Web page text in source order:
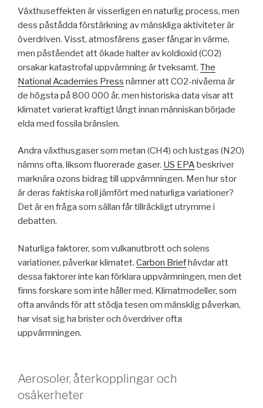
Växthuseffekten är visserligen en naturlig process, men
dess påstådda förstärkning av mänskliga aktiviteter är
överdriven. Visst, atmosfärens gaser fångar in värme,
men påståendet att ökade halter av koldioxid (CO2)
orsakar katastrofal uppvärmning är tveksamt. The
National Academies Press nämner att CO2-nivåerna är
de högsta på 800 000 år, men historiska data visar att
klimatet varierat kraftigt långt innan människan började
elda med fossila bränslen.
Andra växthusgaser som metan (CH4) och lustgas (N2O)
nämns ofta, liksom fluorerade gaser. US EPA beskriver
marknära ozons bidrag till uppvärmningen. Men hur stor
är deras faktiskaroll jämfört med naturliga variationer?
Det är en fråga som sällan får tillräckligt utrymme i
debatten.
Naturliga faktorer, som vulkanutbrott och solens
variationer, påverkar klimatet. Carbon Briefhävdar att
dessa faktorer inte kan förklara uppvärmningen, men det
finns forskare som inte håller med. Klimatmodeller, som
ofta används för att stödja tesen om mänsklig påverkan,
har visat sig ha brister och överdriver ofta
uppvärmningen.
Aerosoler, återkopplingar och
osäkerheter